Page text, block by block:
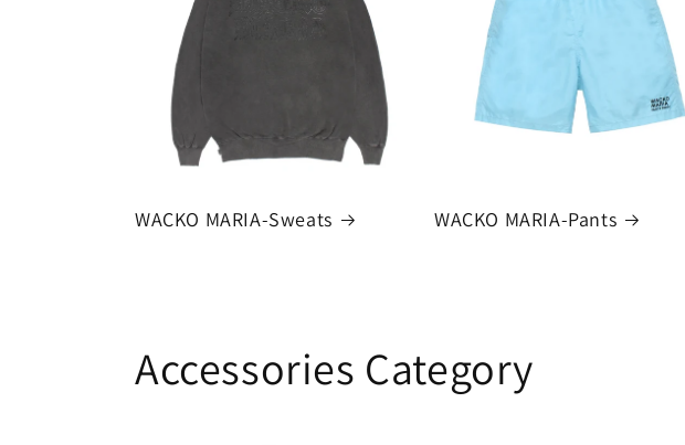
WACKO MARIA-Sweats WACKO MARIA-Pants
Accessories Category